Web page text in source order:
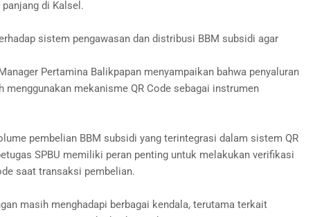
di Kalsel.
sistem pengawasan dan distribusi BBM subsidi agar
Pertamina Balikpapan menyampaikan bahwa penyaluran
menggunakan mekanisme QR Code sebagai instrumen
pembelian BBM subsidi yang terintegrasi dalam sistem QR
SPBU memiliki peran penting untuk melakukan verifikasi
saat transaksi pembelian.
masih menghadapi berbagai kendala, terutama terkait